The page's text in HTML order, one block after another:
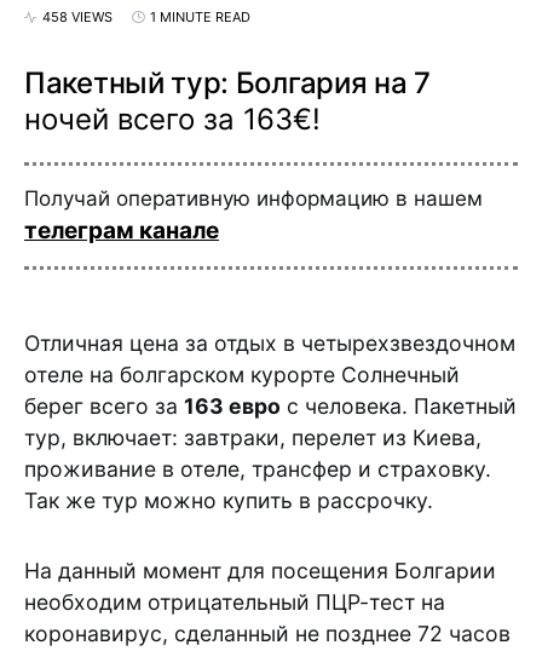
458 VIEWS 1 MINUTE READ
Пакетный тур: Болгария на 7
ночей всего за 163€!
Получай оперативную информацию в нашем
телеграм канале
Отличная цена за отдых в четырехзвездочном
отеле на болгарском курорте Солнечный
берег всего за 163 евро с человека. Пакетный
тур, включает: завтраки, перелет из Киева,
проживание в отеле, трансфер и страховку.
Так же тур можно купить в рассрочку.
На данный момент для посещения Болгарии
необходим отрицательный ПЦР-тест на
коронавирус, сделанный не позднее 72 часов